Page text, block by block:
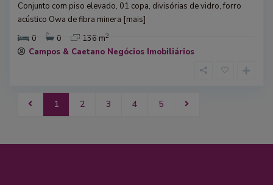
Conjunto com piso elevado, 01 copa, divisórias de vidro, forro
acústico Owa de fibra minera [mais]
0
0 136 m2
Campos & Caetano Negócios Imobiliários
1 2 3 4 5